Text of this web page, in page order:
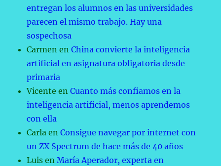
entregan los alumnos en las universidades
parecen el mismo trabajo. Hay una
sospechosa
Carmen enChina convierte la inteligencia
artificial en asignatura obligatoria desde
primaria
Vicente enCuanto más confiamos en la
inteligencia artificial, menos aprendemos
con ella
Carla enConsigue navegar por internet con
un ZX Spectrum de hace más de 40 años
Luis enMaría Aperador, experta en